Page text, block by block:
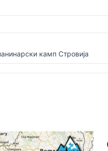
камп Стровија